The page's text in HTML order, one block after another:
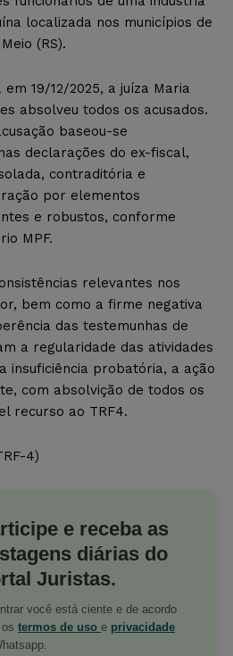
localizada nos municípios de
(RS).
19/12/2025, a juíza Maria
absolveu todos os acusados.
baseou-se
declarações do ex-fiscal,
contraditória e
por elementos
e robustos, conforme
MPF.
relevantes nos
bem como a firme negativa
das testemunhas de
a regularidade das atividades
insuficiência probatória, a ação
com absolvição de todos os
recurso ao TRF4.
4)
e receba as
diárias do
Juristas.
você está ciente e de acordo
termos de uso e privacidade